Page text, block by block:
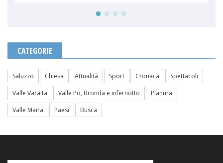
CATEGORIE
Saluzzo Chiesa Attualità Sport Cronaca
Spettacoli
Valle Varaita
Valle Po, Bronda e infernotto
Pianura
Valle Maira
Paesi Busca